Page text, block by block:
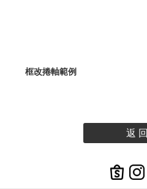
框改捲軸範例
返 回